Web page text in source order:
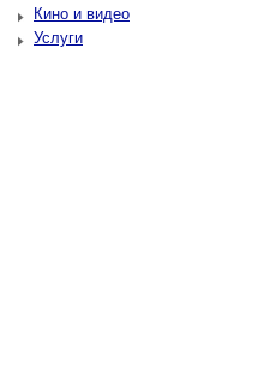
Кино и видео
Услуги